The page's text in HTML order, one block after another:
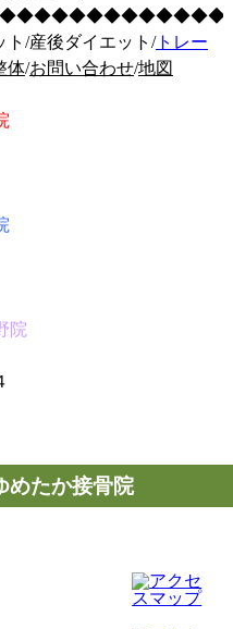
ト/産後ダイエット/トレー
体/お問い合わせ/地図
院
めたか接骨院